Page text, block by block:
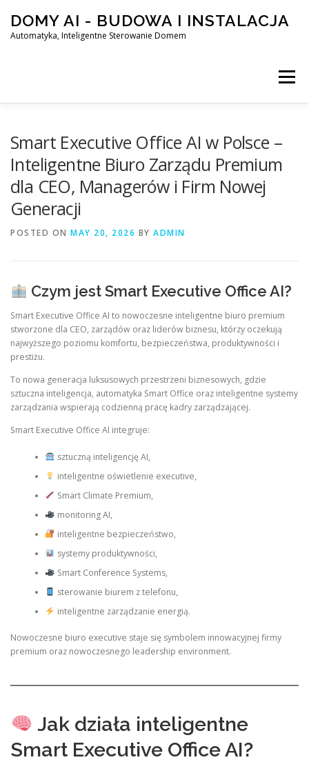
content
DOMY AI - BUDOWA I INSTALACJA
Automatyka, Inteligentne Sterowanie Domem
Menu
SMART DOM AI – AUTOMATYKA, INTELIGENTNE
BLOG KONTAKT
Smart Executive Office AI w Polsce –
Inteligentne Biuro Zarządu Premium
dla CEO, Managerów i Firm Nowej
Generacji
POSTED ON MAY 20, 2026 BY ADMIN
Czym jest Smart Executive Office AI?
Smart Executive Office AI to nowoczesne inteligentne biuro premium
stworzone dla CEO, zarządów oraz liderów biznesu, którzy oczekują
najwyższego poziomu komfortu, bezpieczeństwa, produktywności i
prestiżu.
To nowa generacja luksusowych przestrzeni biznesowych, gdzie
sztuczna inteligencja, automatyka Smart Office oraz inteligentne systemy
zarządzania wspierają codzienną pracę kadry zarządzającej.
Smart Executive Office AI integruje:
sztuczną inteligencję AI,
inteligentne oświetlenie executive,
Smart Climate Premium,
monitoring AI,
inteligentne bezpieczeństwo,
systemy produktywności,
Smart Conference Systems,
sterowanie biurem z telefonu,
inteligentne zarządzanie energią.
Nowoczesne biuro executive staje się symbolem innowacyjnej firmy
premium oraz nowoczesnego leadership environment.
Jak działa inteligentne
Smart Executive Office AI?